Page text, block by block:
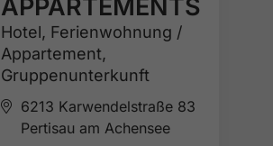
APPARTEMENTS
Hotel, Ferienwohnung /
Appartement,
Gruppenunterkunft
6213 Karwendelstraße 83
Pertisau am Achensee